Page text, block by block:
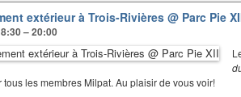
extérieur à Trois-Rivières@ Parc Pie
– 20:00
tous les membres Milpat. Au plaisir de vous voir!